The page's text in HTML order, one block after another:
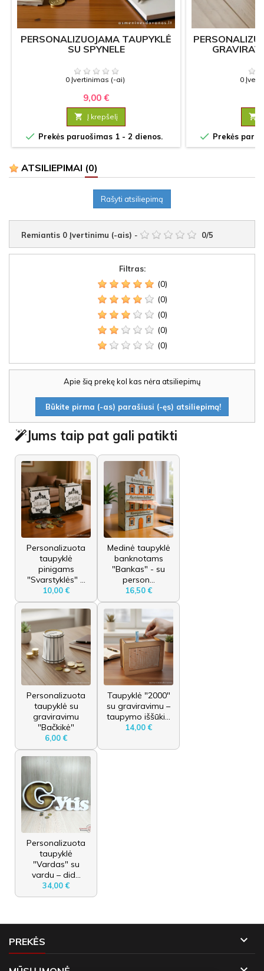
PERSONALIZUOJAMA TAUPYKLĖ
SU SPYNELE
0 Įvertinimas (-ai)
9,00 €
 Į krepšelį
 Prekės paruošimas 1 - 2 dienos.
0

 Prekės
ATSILIEPIMAI (0)
Rašyti atsiliepimą
Remiantis 0 Įvertinimu (-ais) - 0/5
Filtras:
(0)
(0)
(0)
(0)
(0)
Apie šią prekę kol kas nėra atsiliepimų
Būkite pirma (-as) parašiusi (-ęs) atsiliepimą!
Jums taip pat gali patikti
Personalizuota
taupyklė
pinigams
"Svarstyklės" ...
10,00 €
Medinė taupyklė
banknotams
"Bankas" - su
person...
16,50 €
Personalizuota
taupyklė su
graviravimu
"Bačkikė"
6,00 €
Taupyklė "2000"
su graviravimu –
taupymo iššūki...
14,00 €
Personalizuota
taupyklė
"Vardas" su
vardu – did...
34,00 €
PREKĖS 